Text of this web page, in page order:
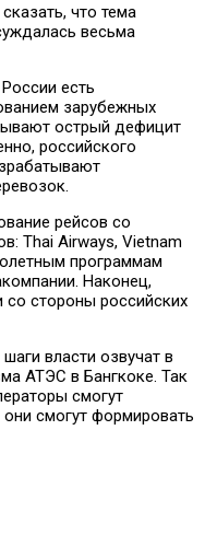
что тема
весьма
есть
зарубежных
острый дефицит
российского
рейсов со
Thai Airways, Vietnam
программам
Наконец,
стороны российских
власти озвучат в
АТЭС в Бангкоке. Так
смогут
смогут формировать